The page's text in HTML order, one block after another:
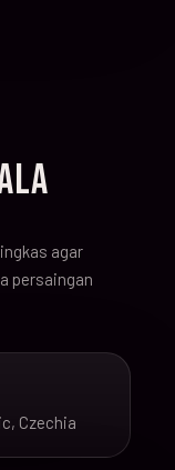
agar
persaingan
Czechia